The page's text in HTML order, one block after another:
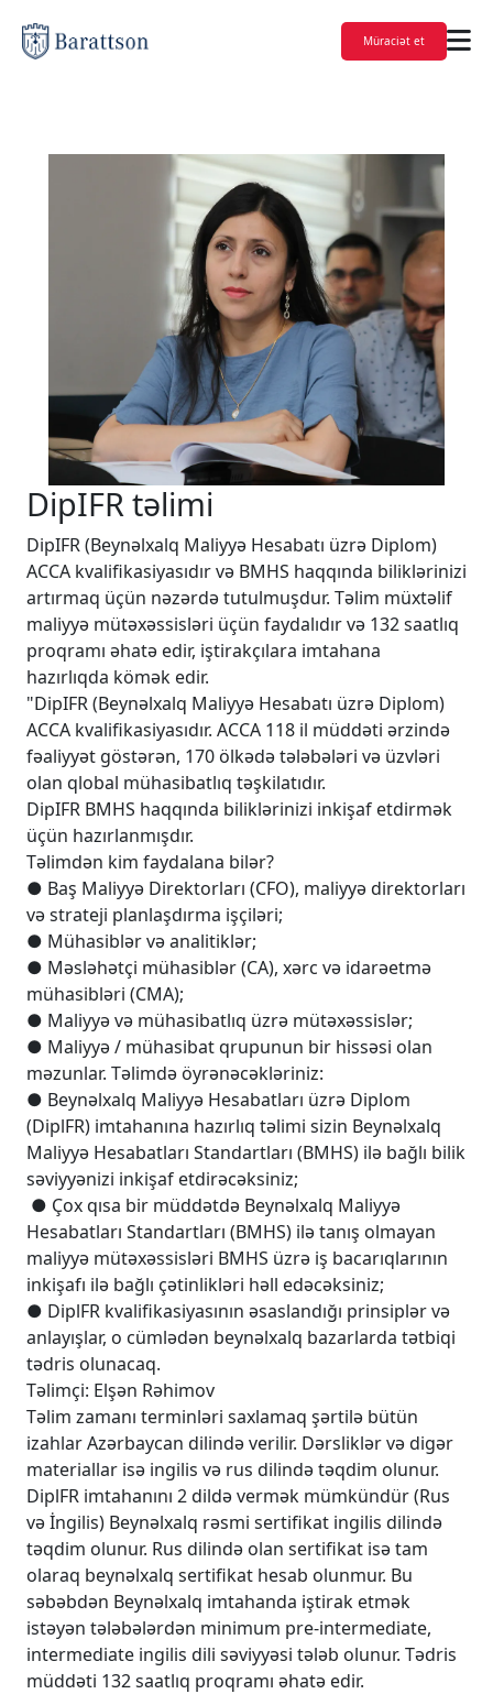
Müraciət et
DipIFR təlimi
DipIFR (Beynəlxalq Maliyyə Hesabatı üzrə Diplom)
ACCA kvalifikasiyasıdır və BMHS haqqında biliklərinizi
artırmaq üçün nəzərdə tutulmuşdur. Təlim müxtəlif
maliyyə mütəxəssisləri üçün faydalıdır və 132 saatlıq
proqramı əhatə edir, iştirakçılara imtahana
hazırlıqda kömək edir.
"DipIFR (Beynəlxalq Maliyyə Hesabatı üzrə Diplom)
ACCA kvalifikasiyasıdır. ACCA 118 il müddəti ərzində
fəaliyyət göstərən, 170 ölkədə tələbələri və üzvləri
olan qlobal mühasibatlıq təşkilatıdır.
DipIFR BMHS haqqında biliklərinizi inkişaf etdirmək
üçün hazırlanmışdır.
Təlimdən kim faydalana bilər?
● Baş Maliyyə Direktorları (CFO), maliyyə direktorları
və strateji planlaşdırma işçiləri;
● Mühasiblər və analitiklər;
● Məsləhətçi mühasiblər (CA), xərc və idarəetmə
mühasibləri (CMA);
● Maliyyə və mühasibatlıq üzrə mütəxəssislər;
● Maliyyə / mühasibat qrupunun bir hissəsi olan
məzunlar. Təlimdə öyrənəcəkləriniz:
● Beynəlxalq Maliyyə Hesabatları üzrə Diplom
(DiplFR) imtahanına hazırlıq təlimi sizin Beynəlxalq
Maliyyə Hesabatları Standartları (BMHS) ilə bağlı bilik
səviyyənizi inkişaf etdirəcəksiniz;
● Çox qısa bir müddətdə Beynəlxalq Maliyyə
Hesabatları Standartları (BMHS) ilə tanış olmayan
maliyyə mütəxəssisləri BMHS üzrə iş bacarıqlarının
inkişafı ilə bağlı çətinlikləri həll edəcəksiniz;
● DiplFR kvalifikasiyasının əsaslandığı prinsiplər və
anlayışlar, o cümlədən beynəlxalq bazarlarda tətbiqi
tədris olunacaq.
Təlimçi: Elşən Rəhimov
Təlim zamanı terminləri saxlamaq şərtilə bütün
izahlar Azərbaycan dilində verilir. Dərsliklər və digər
materiallar isə ingilis və rus dilində təqdim olunur.
DiplFR imtahanını 2 dildə vermək mümkündür (Rus
və İngilis) Beynəlxalq rəsmi sertifikat ingilis dilində
təqdim olunur. Rus dilində olan sertifikat isə tam
olaraq beynəlxalq sertifikat hesab olunmur. Bu
səbəbdən Beynəlxalq imtahanda iştirak etmək
istəyən tələbələrdən minimum pre-intermediate,
intermediate ingilis dili səviyyəsi tələb olunur. Tədris
müddəti 132 saatlıq proqramı əhatə edir.